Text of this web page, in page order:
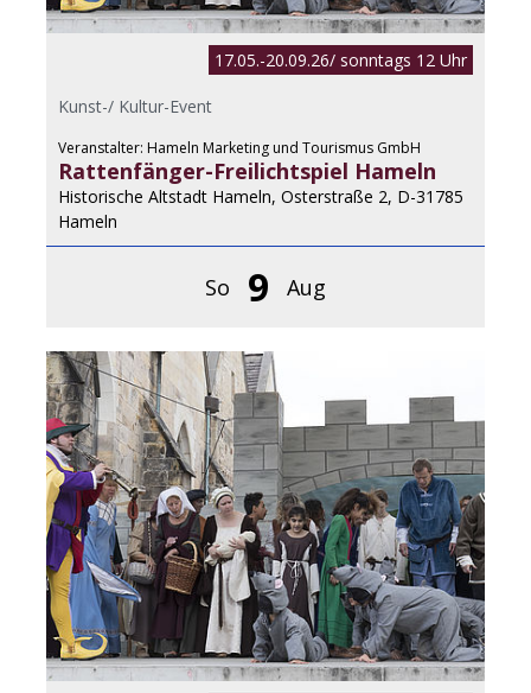
17.05.-20.09.26/ sonntags 12 Uhr
Kunst-/ Kultur-Event
Veranstalter: Hameln Marketing und Tourismus GmbH
Rattenfänger-Freilichtspiel Hameln
Historische Altstadt Hameln, Osterstraße 2, D-31785
Hameln
So 9 Aug